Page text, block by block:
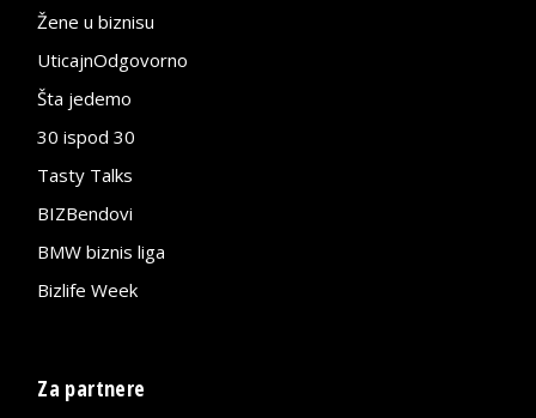
Žene u biznisu
UticajnOdgovorno
Šta jedemo
30 ispod 30
Tasty Talks
BIZBendovi
BMW biznis liga
Bizlife Week
Za partnere